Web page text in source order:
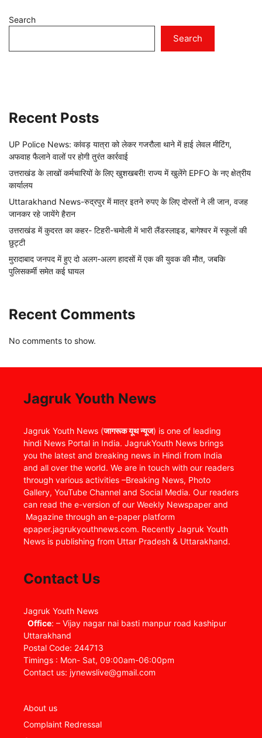
Search
Search
Recent Posts
UP Police News: कांवड़ यात्रा को लेकर गजरौला थाने में हाई लेवल मीटिंग,
अफवाह फैलाने वालों पर होगी तुरंत कार्रवाई
उत्तराखंड के लाखों कर्मचारियों के लिए खुशखबरी! राज्य में खुलेंगे EPFO के नए क्षेत्रीय
कार्यालय
Uttarakhand News-रुद्रपुर में मात्र इतने रुपए के लिए दोस्तों ने ली जान, वजह
जानकर रहे जायेंगे हैरान
उत्तराखंड में कुदरत का कहर- टिहरी-चमोली में भारी लैंडस्लाइड, बागेश्वर में स्कूलों की
छुट्टी
मुरादाबाद जनपद में हुए दो अलग-अलग हादसों में एक की युवक की मौत, जबकि
पुलिसकर्मी समेत कई घायल
Recent Comments
No comments to show.
Jagruk Youth News
Jagruk Youth News (जागरूक यूथ न्यूज) is one of leading
hindi News Portal in India. JagrukYouth News brings
you the latest and breaking news in Hindi from India
and all over the world. We are in touch with our readers
through various activities –Breaking News, Photo
Gallery, YouTube Channel and Social Media. Our readers
can read the e-version of our Weekly Newspaper and
Magazine through an e-paper platform
epaper.jagrukyouthnews.com. Recently Jagruk Youth
News is publishing from Uttar Pradesh & Uttarakhand.
Contact Us
Jagruk Youth News
Office: – Vijay nagar nai basti manpur road kashipur
Uttarakhand
Postal Code: 244713
Timings : Mon- Sat, 09:00am-06:00pm
Contact us: jynewslive@gmail.com
About us
Complaint Redressal